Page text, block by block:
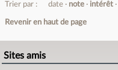
Trier par : date note intérêt
Revenir en haut de page
Sites amis